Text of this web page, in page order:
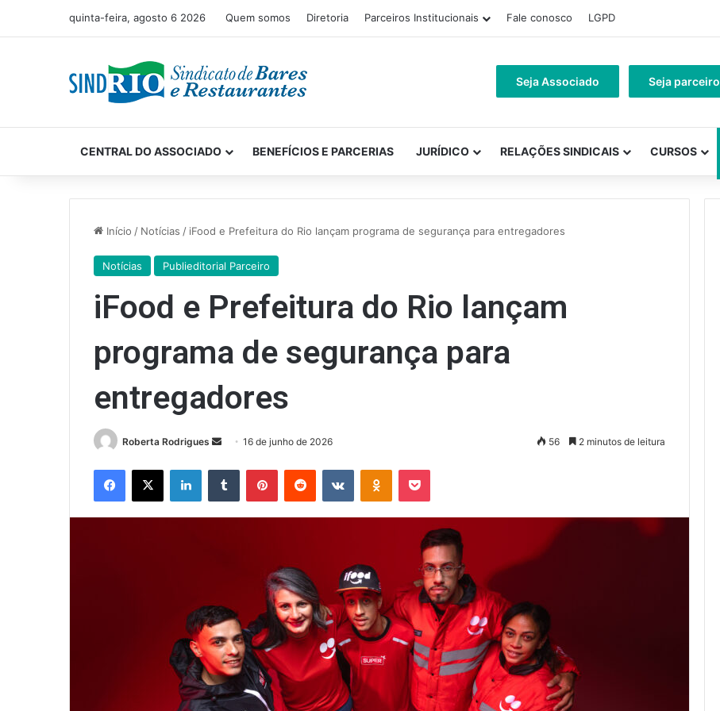
quinta-feira, agosto 6 2026 Quem somos Diretoria Parceiros Institucionais Fale conosco LGPD
Seja Associado Seja parceiro
CENTRAL DO ASSOCIADO BENEFÍCIOS E PARCERIAS JURÍDICO RELAÇÕES SINDICAIS CURSOS
Início / Notícias / iFood e Prefeitura do Rio lançam programa de segurança para entregadores
Notícias Publieditorial Parceiro
iFood e Prefeitura do Rio lançam
programa de segurança para
entregadores
Roberta Rodrigues
Mande
e-
mail
16 de junho de 2026 56 2 minutos de leitura
Facebook
X LinkedinTumblr PinterestReddit VK OK Pocket